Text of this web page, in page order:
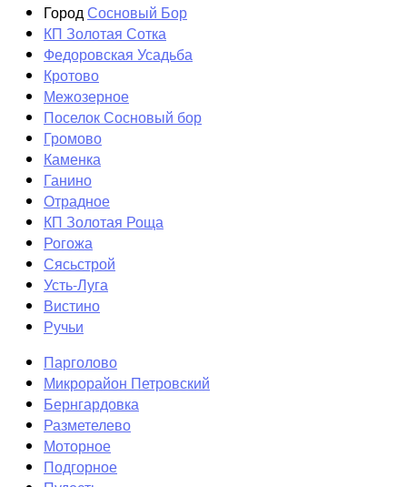
ГородСосновый Бор
КП Золотая Сотка
Федоровская Усадьба
Кротово
Межозерное
Поселок Сосновый бор
Громово
Каменка
Ганино
Отрадное
КП Золотая Роща
Рогожа
Сясьстрой
Усть-Луга
Вистино
Ручьи
Парголово
Микрорайон Петровский
Бернгардовка
Разметелево
Моторное
Подгорное